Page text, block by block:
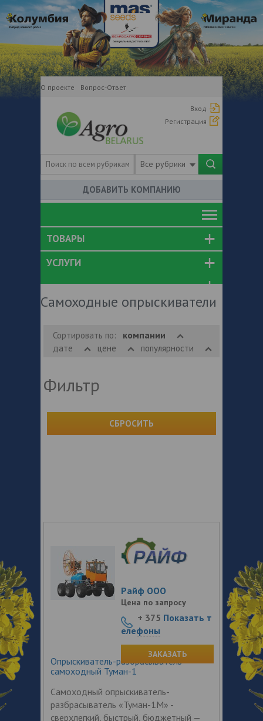
О проекте Вопрос-Ответ
Вход
Регистрация
Все рубрики
ДОБАВИТЬ КОМПАНИЮ
ТОВАРЫ
УСЛУГИ
Самоходные опрыскиватели
Сортировать по: компании
дате цене популярности
Фильтр
СБРОСИТЬ
Опрыскиватель-разбрасыватель
самоходный Туман-1
Самоходный опрыскиватель-
разбрасыватель «Туман-1М» -
сверхлегкий, быстрый, бюджетный —
Райф ООО
Цена по запросу
+ 375 Показать т
елефоны
ЗАКАЗАТЬ